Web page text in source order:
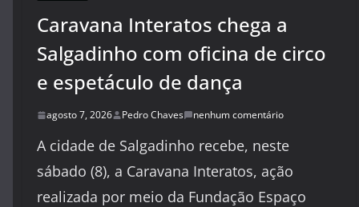
Caravana Interatos chega a
Salgadinho com oficina de circo
e espetáculo de dança
agosto 7, 2026 Pedro Chaves nenhum comentário
A cidade de Salgadinho recebe, neste
sábado (8), a Caravana Interatos, ação
realizada por meio da Fundação Espaço